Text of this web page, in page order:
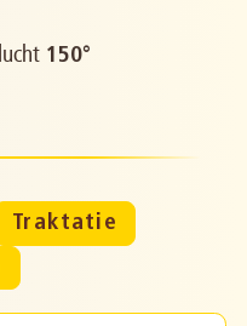
150°
Traktatie